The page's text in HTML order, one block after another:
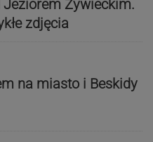
Żywieckim.
zdjęcia
na miasto i Beskidy